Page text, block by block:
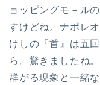
ョッピングモ－ル
すけどね。ナポレ
けしの『首』は五
ら。驚きましたね
群がる現象と一緒